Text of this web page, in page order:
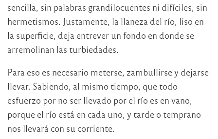
sencilla, sin palabras grandilocuentes ni difíciles, sin
hermetismos. Justamente, la llaneza del río, liso en
la superficie, deja entrever un fondo en donde se
arremolinan las turbiedades.
Para eso es necesario meterse, zambullirse y dejarse
llevar. Sabiendo, al mismo tiempo, que todo
esfuerzo por no ser llevado por el río es en vano,
porque el río está en cada uno, y tarde o temprano
nos llevará con su corriente.